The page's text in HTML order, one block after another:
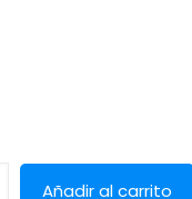
Añadir al carrito